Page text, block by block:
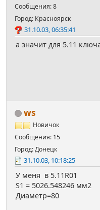
Сообщения: 8
Город: Красноярск
31.10.03, 06:35:41
а значит для 5.11
ws
Новичок
Сообщения: 15
Город: Донецк
31.10.03, 10:18:25
У меня в 5.11R01
S1 = 5026.548246 мм2
Диаметр=80